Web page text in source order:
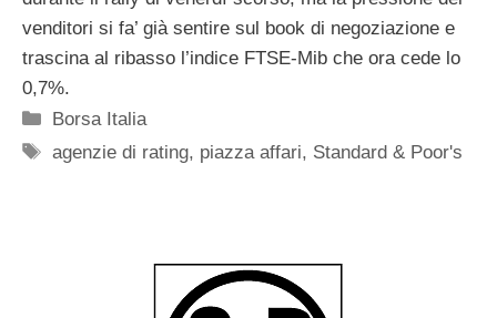
venditori si fa’ già sentire sul book di negoziazione e
trascina al ribasso l’indice FTSE-Mib che ora cede lo
0,7%.
Categorie
Borsa Italia
Tag
agenzie di rating, piazza affari, Standard & Poor's